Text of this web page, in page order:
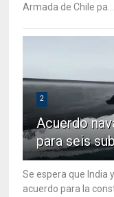
Armada de Chile pa...
2
Acuerdo
para seis
Se espera que India
acuerdo para la